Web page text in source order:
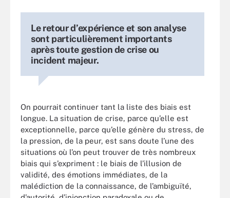
Le retour d’expérience et son analyse
sont particulièrement importants
après toute gestion de crise ou
incident majeur.
On pourrait continuer tant la liste des biais est
longue. La situation de crise, parce qu’elle est
exceptionnelle, parce qu’elle génère du stress, de
la pression, de la peur, est sans doute l’une des
situations où l’on peut trouver de très nombreux
biais qui s’expriment : le biais de l’illusion de
validité, des émotions immédiates, de la
malédiction de la connaissance, de l’ambiguïté,